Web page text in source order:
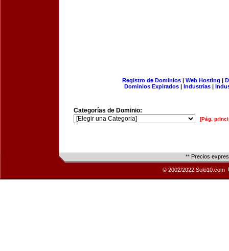
Registro de Dominios| Web Hosting |
Dominios Expirados | Industrias |
Categorías de Dominio:
[Pág.
** Precios
© 2002/2022 Solo10.com